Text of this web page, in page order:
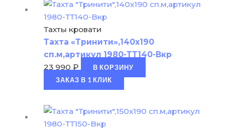
Тахты кровати
Тахта «Тринити»,140х190
сп.м,артикул 1980-ТТ140-Вкр
23 990 ₽
В КОРЗИНУ
ЗАКАЗ В 1 КЛИК